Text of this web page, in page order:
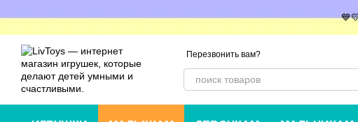
Перезвонить вам?